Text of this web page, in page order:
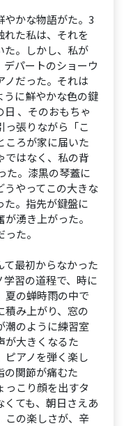
かな物語がた。3
れた私は、それを
た。しかし、私が
パートのショーウ
ノだった。それは
に鮮やかな色の鍵
、そのおもちゃ
っ張りながら「こ
ころが家に届いた
ではなく、私の背
た。漆黒の琴蓋に
やってこの大きな
た。指先が鍵盤に
湧き上がった。
た。
最初からなかった
習の道程で、時に
夏の蝉時雨の中で
積み上がり、窓の
潮のように練習室
大きくなるた
ピアノを弾く楽し
の関節が痛むた
っこり顔を出すタ
くても、朝日さえあ
この楽しさが、辛